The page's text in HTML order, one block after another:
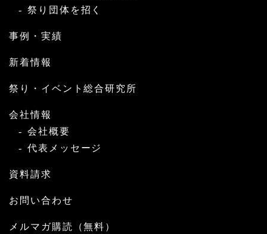
祭り団体を招く
事例・実績
新着情報
祭り・イベント総合研究所
会社情報
会社概要
代表メッセージ
資料請求
お問い合わせ
メルマガ購読（無料）